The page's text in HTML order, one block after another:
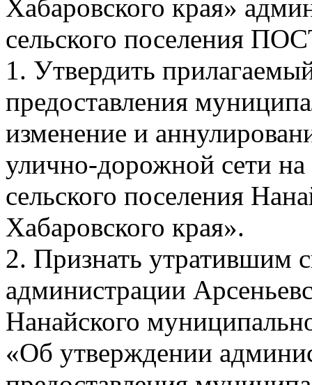
Хабаровского края»
сельского поселения
1. Утвердить
предоставления
изменение и
улично-дорожной сети на
сельского поселения
Хабаровского края».
2. Признать утратившим
администрации
Нанайского
«Об утверждении